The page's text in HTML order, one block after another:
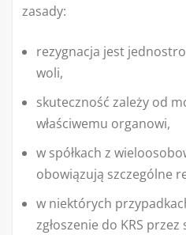
zasady:
rezygnacja jest
woli,
skuteczność zależy od
właściwemu organowi,
w spółkach z
obowiązują szczególne
w niektórych
zgłoszenie do KRS